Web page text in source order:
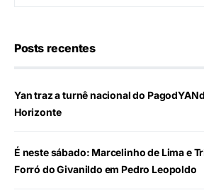
Posts recentes
Yan traz a turnê nacional do
Horizonte
É neste sábado: Marcelinho de Lima e
Forró do Givanildo em Pedro Leopoldo